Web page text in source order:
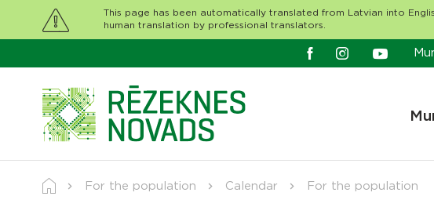
This page has been automatically translated from Latvian into
human translation by professional translators.
For the population Calendar For the population